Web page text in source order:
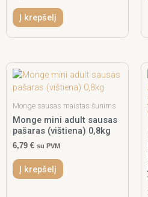
Į krepšelį
Monge sausas maistas šunims
Monge mini adult sausas
pašaras (vištiena) 0,8kg
6,79 € su PVM
Į krepšelį